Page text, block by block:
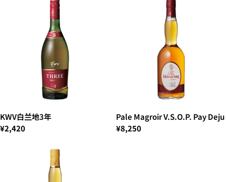
KWV白兰地3年
¥2,420
Pale Magroir V.S.O.P. Pay Deju
¥8,250